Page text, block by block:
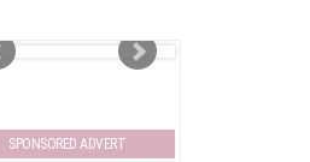
SPONSORED ADVERT